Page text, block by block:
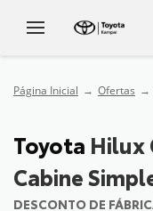
Página Inicial Ofertas
Toyota Hilux
Cabine
DESCONTO DE